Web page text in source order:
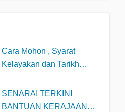
Cara Mohon , Syarat
Kelayakan dan Tarikh
SENARAI TERKINI
BANTUAN KERAJAAN